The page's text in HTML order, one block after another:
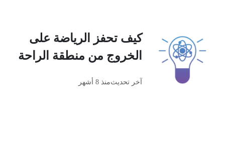
كيف تحفز الرياضة على
الخروج من منطقة الراحة
آخر تحديثمنذ 8 أشهر